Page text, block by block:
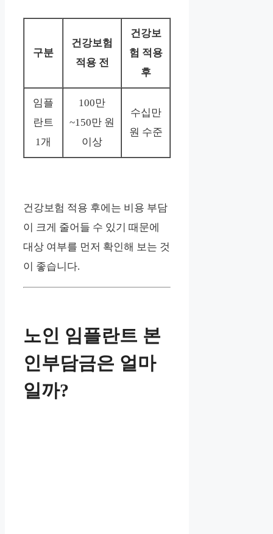
구분
건강보험
적용 전
건강보
험 적용
후
임플
란트
1개
100만
~150만 원
이상
수십만
원 수준
건강보험 적용 후에는 비용 부담
이 크게 줄어들 수 있기 때문에
대상 여부를 먼저 확인해 보는 것
이 좋습니다.
노인 임플란트 본
인부담금은 얼마
일까?